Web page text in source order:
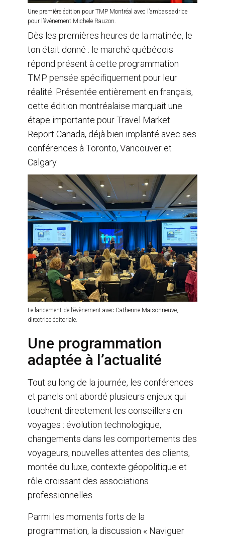
Une première édition pour TMP Montréal avec l’ambassadrice
pour l’évènement Michele Rauzon.
Dès les premières heures de la matinée, le
ton était donné : le marché québécois
répond présent à cette programmation
TMP pensée spécifiquement pour leur
réalité. Présentée entièrement en français,
cette édition montréalaise marquait une
étape importante pour Travel Market
Report Canada, déjà bien implanté avec ses
conférences à Toronto, Vancouver et
Calgary.
Le lancement de l’évènement avec Catherine Maisonneuve,
directrice éditoriale.
Une programmation
adaptée à l’actualité
Tout au long de la journée, les conférences
et panels ont abordé plusieurs enjeux qui
touchent directement les conseillers en
voyages : évolution technologique,
changements dans les comportements des
voyageurs, nouvelles attentes des clients,
montée du luxe, contexte géopolitique et
rôle croissant des associations
professionnelles.
Parmi les moments forts de la
programmation, la discussion « Naviguer